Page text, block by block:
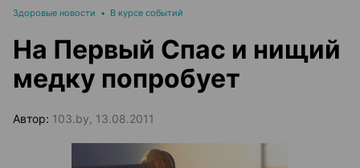
Здоровые новости • В курсе событий
На Первый Спас и нищий
медку попробует
Автор: 103.by, 13.08.2011